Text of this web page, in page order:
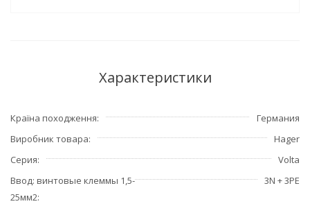
Характеристики
Країна походження
Германия
Виробник товара
Hager
Серия
Volta
Ввод: винтовые клеммы 1,5-
25мм2
3N + 3PE